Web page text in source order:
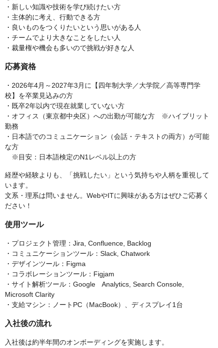
・新しい知識や技術を学び続けたい方
・主体的に考え、行動できる方
・良いものをつくりたいという思いがある人
・チームでより大きなことをしたい人
・裁量権や機会も多いので挑戦が好きな人
応募資格
・2026年4月～2027年3月に【四年制大学／大学院／高等専門学
校】を卒業見込みの方
・既卒2年以内で現在就業していない方
・オフィス（東京都中央区）への出勤が可能な方 ※ハイブリット
勤務
・日本語でのコミュニケーション（会話・テキストの両方）が可能
な方
※目安：日本語検定のN1レベル以上の方
経歴や経験よりも、「挑戦したい」という気持ちや人柄を重視して
います。
文系・理系は問いません。WebやITに興味がある方はぜひご応募く
ださい！
使用ツール
・プロジェクト管理：Jira, Confluence, Backlog
・コミュニケーションツール：Slack, Chatwork
・デザインツール：Figma
・コラボレーションツール：Figjam
・サイト解析ツール：Google Analytics, Search Console,
Microsoft Clarity
・支給マシン：ノートPC（MacBook）、ディスプレイ1台
入社後の流れ
入社後は約半年間のオンボーディングを実施します。